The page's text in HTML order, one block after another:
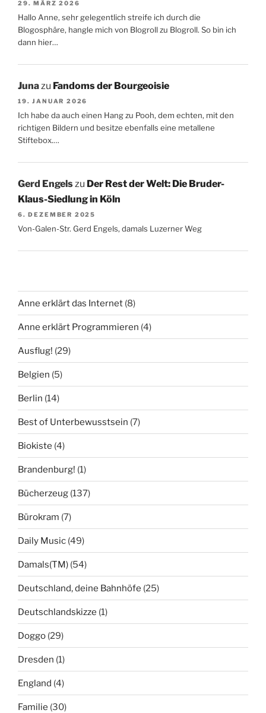
29. MÄRZ 2026
Hallo Anne, sehr gelegentlich streife ich durch die
Blogosphäre, hangle mich von Blogroll zu Blogroll. So bin ich
dann hier…
Junazu Fandoms der Bourgeoisie
19. JANUAR 2026
Ich habe da auch einen Hang zu Pooh, dem echten, mit den
richtigen Bildern und besitze ebenfalls eine metallene
Stiftebox.…
Gerd Engels zu Der Rest der Welt: Die Bruder-
Klaus-Siedlung in Köln
6. DEZEMBER 2025
Von-Galen-Str. Gerd Engels, damals Luzerner Weg
Anne erklärt das Internet (8)
Anne erklärt Programmieren (4)
Ausflug! (29)
Belgien (5)
Berlin (14)
Best of Unterbewusstsein (7)
Biokiste (4)
Brandenburg! (1)
Bücherzeug (137)
Bürokram (7)
Daily Music (49)
Damals(TM) (54)
Deutschland, deine Bahnhöfe (25)
Deutschlandskizze (1)
Doggo (29)
Dresden (1)
England (4)
Familie (30)